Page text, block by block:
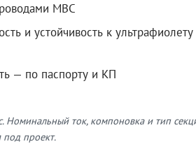
МВС
и устойчивость к
— по паспорту и КП
Номинальный ток, компоновка и тип
под проект.